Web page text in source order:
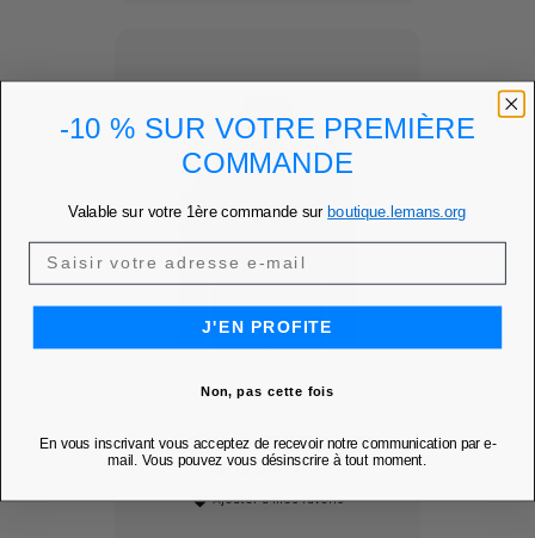
SURCHEMISE ROBE
GIOVANI...
favoriteAjouter à mes favoris
-10 % SUR VOTRE PREMIÈRE
COMMANDE
Valable sur votre 1ère commande sur boutique.lemans.org
J'EN PROFITE
Non, pas cette fois
En vous inscrivant vous acceptez de recevoir notre communication par e-
mail. Vous pouvez vous désinscrire à tout moment.